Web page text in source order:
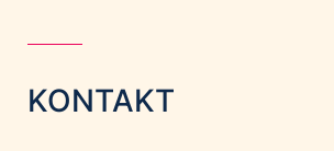
KONTAKT